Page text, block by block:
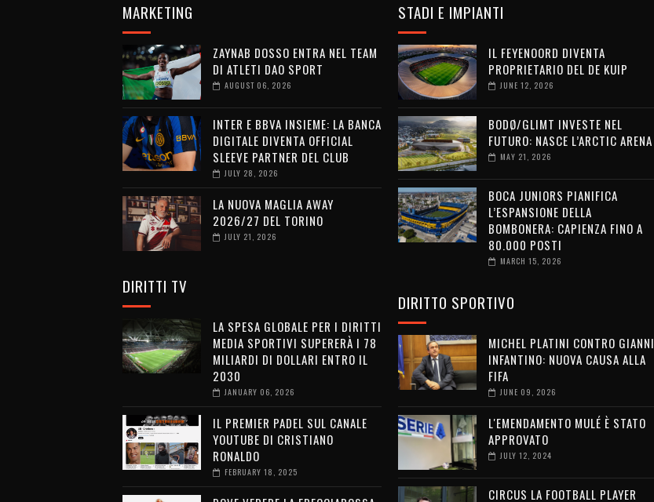
MARKETING
ZAYNAB DOSSO ENTRA NEL TEAM
DI ATLETI DAO SPORT
AUGUST 06, 2026
INTER E BBVA INSIEME: LA BANCA
DIGITALE DIVENTA OFFICIAL
SLEEVE PARTNER DEL CLUB
JULY 28, 2026
LA NUOVA MAGLIA AWAY
2026/27 DEL TORINO
JULY 21, 2026
DIRITTI TV
LA SPESA GLOBALE PER I DIRITTI
MEDIA SPORTIVI SUPERERÀ I 78
MILIARDI DI DOLLARI ENTRO IL
2030
JANUARY 06, 2026
IL PREMIER PADEL SUL CANALE
YOUTUBE DI CRISTIANO
RONALDO
FEBRUARY 18, 2025
STADI E IMPIANTI
IL FEYENOORD DIVENTA
PROPRIETARIO DEL DE KUIP
JUNE 12, 2026
BODØ/GLIMT INVESTE NEL
FUTURO: NASCE L’ARCTIC ARENA
MAY 21, 2026
BOCA JUNIORS PIANIFICA
L’ESPANSIONE DELLA
BOMBONERA: CAPIENZA FINO A
80.000 POSTI
MARCH 15, 2026
DIRITTO SPORTIVO
MICHEL PLATINI CONTRO GIANNI
INFANTINO: NUOVA CAUSA ALLA
FIFA
JUNE 09, 2026
L'EMENDAMENTO MULÉ È STATO
APPROVATO
JULY 12, 2024
CIRCUS LA FOOTBALL PLAYER